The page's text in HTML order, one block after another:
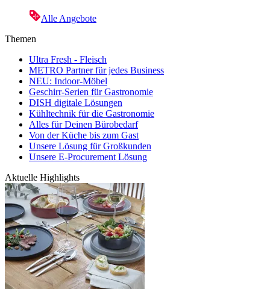
Alle Angebote
Themen
Ultra Fresh - Fleisch
METRO Partner für jedes Business
NEU: Indoor-Möbel
Geschirr-Serien für Gastronomie
DISH digitale Lösungen
Kühltechnik für die Gastronomie
Alles für Deinen Bürobedarf
Von der Küche bis zum Gast
Unsere Lösung für Großkunden
Unsere E-Procurement Lösung
Aktuelle Highlights